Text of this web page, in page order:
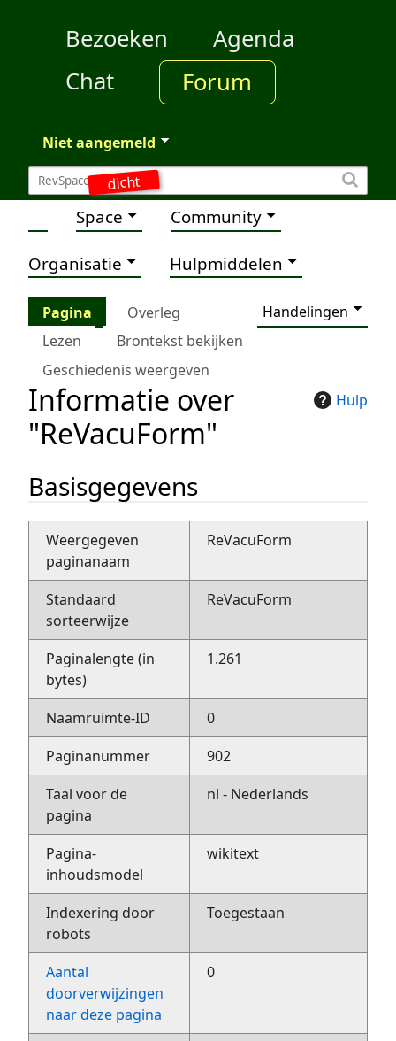
dicht
Bezoeken
Agenda
Chat
Forum
Niet aangemeld
Space Community
Organisatie Hulpmiddelen
Pagina Overleg
Handelingen
Lezen
Brontekst bekijken
Geschiedenis weergeven
Hulp
Informatie over
"ReVacuForm"
Basisgegevens
Weergegeven
paginanaam
ReVacuForm
Standaard
sorteerwijze
ReVacuForm
Paginalengte (in
bytes)
1.261
Naamruimte-ID
0
Paginanummer
902
Taal voor de
pagina
nl - Nederlands
Pagina-
inhoudsmodel
wikitext
Indexering door
robots
Toegestaan
Aantal
doorverwijzingen
naar deze pagina
0